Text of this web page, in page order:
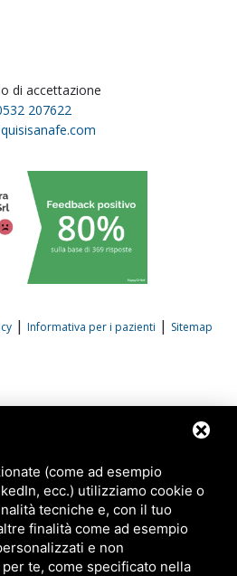
di accettazione
207622
| Informativa per i pazienti | Sitemap
(come ad esempio
ecc.) utilizziamo cookie o
tecniche e, con il tuo
finalità come ad esempio
e non
te, come specificato nella